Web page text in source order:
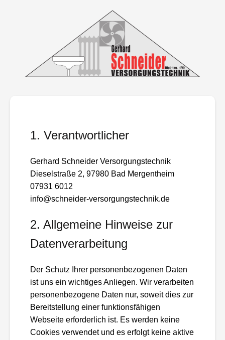
1. Verantwortlicher
Gerhard Schneider Versorgungstechnik
Dieselstraße 2, 97980 Bad Mergentheim
07931 6012
info@schneider-versorgungstechnik.de
2. Allgemeine Hinweise zur
Datenverarbeitung
Der Schutz Ihrer personenbezogenen Daten
ist uns ein wichtiges Anliegen. Wir verarbeiten
personenbezogene Daten nur, soweit dies zur
Bereitstellung einer funktionsfähigen
Webseite erforderlich ist. Es werden keine
Cookies verwendet und es erfolgt keine aktive